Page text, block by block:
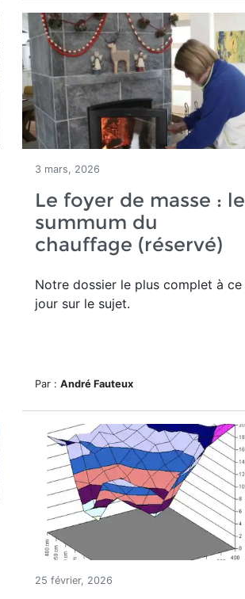
3 mars, 2026
Le foyer de masse : le
summum du
chauffage (réservé)
Notre dossier le plus complet à ce
jour sur le sujet.
Par : André Fauteux
25 février, 2026